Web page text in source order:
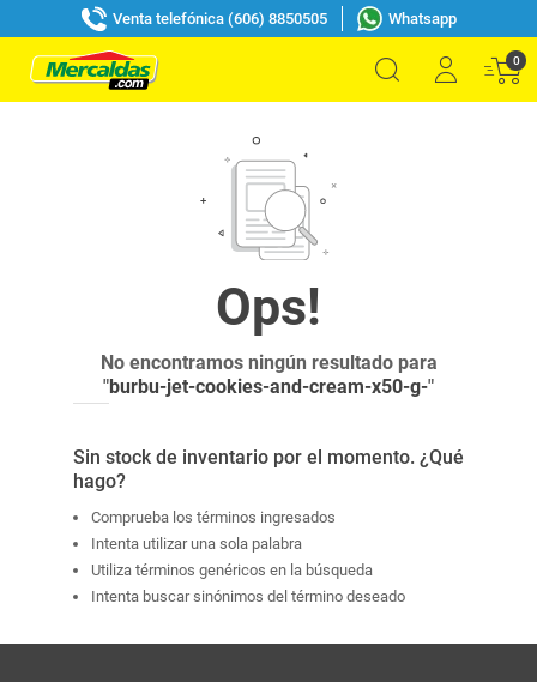
Venta telefónica (606) 8850505 Whatsapp
0
No encontramos ningún resultado para
"burbu-jet-cookies-and-cream-x50-g-"
Sin stock de inventario por el momento. ¿Qué
hago?
Comprueba los términos ingresados
Intenta utilizar una sola palabra
Utiliza términos genéricos en la búsqueda
Intenta buscar sinónimos del término deseado